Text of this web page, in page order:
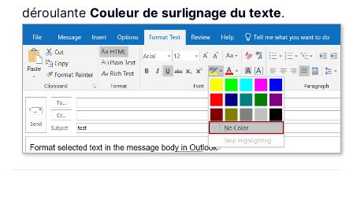
déroulante Couleur de surlignage du texte.